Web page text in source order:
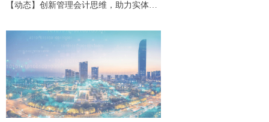
【动态】创新管理会计思维，助力实体经
计沙龙